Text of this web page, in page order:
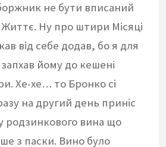
не бути вписаний
Ну про штири Місяці
від себе додав, бо я для
йому до кешені
Хе-хе… то Бронко сі
на другий день приніс
родзинкового вина що
з паски. Вино було